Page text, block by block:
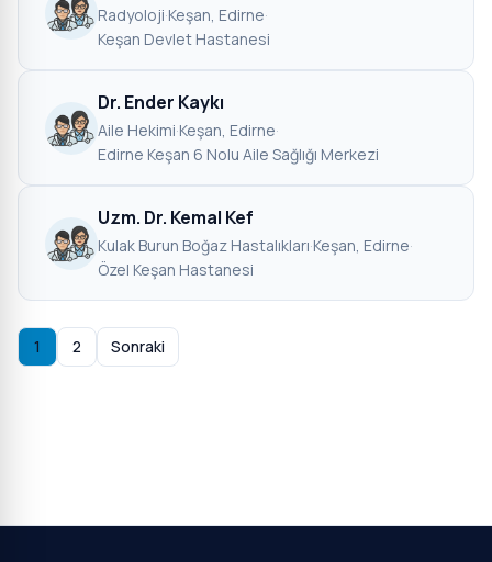
Radyoloji·Keşan, Edirne·
Keşan Devlet Hastanesi
Dr. Ender Kaykı
Aile Hekimi·Keşan, Edirne·
Edirne Keşan 6 Nolu Aile Sağlığı Merkezi
Uzm. Dr. Kemal Kef
Kulak Burun Boğaz Hastalıkları·Keşan, Edirne·
Özel Keşan Hastanesi
1 2 Sonraki